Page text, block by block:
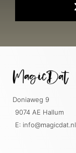
Doniaweg 9
9074 AE Hallum
E: info@magicdat.nl